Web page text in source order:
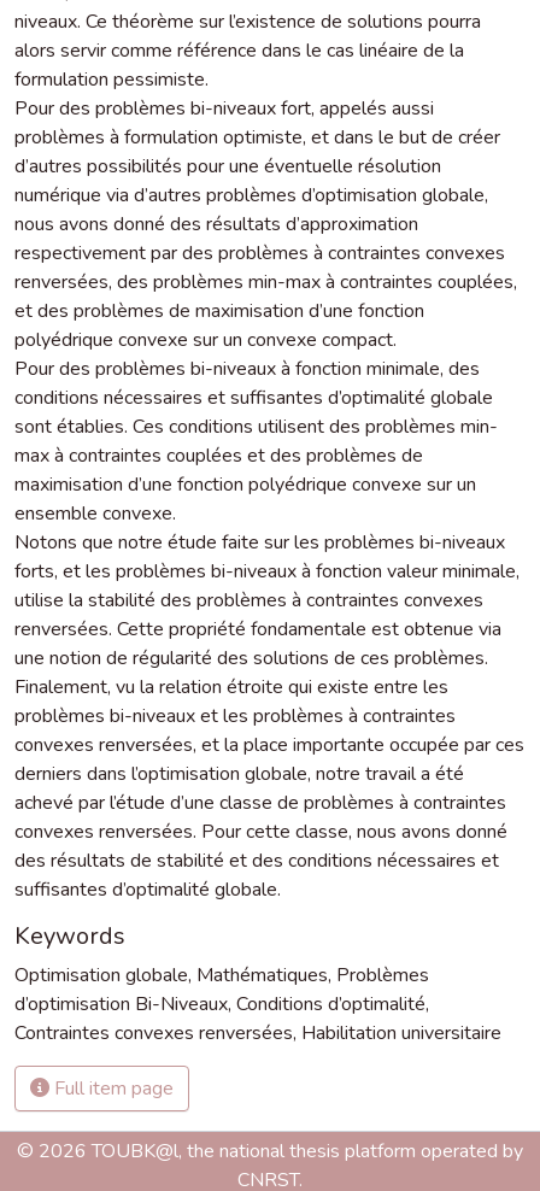
niveaux. Ce théorème sur l’existence de solutions pourra
alors servir comme référence dans le cas linéaire de la
formulation pessimiste.
Pour des problèmes bi-niveaux fort, appelés aussi
problèmes à formulation optimiste, et dans le but de créer
d’autres possibilités pour une éventuelle résolution
numérique via d’autres problèmes d’optimisation globale,
nous avons donné des résultats d’approximation
respectivement par des problèmes à contraintes convexes
renversées, des problèmes min-max à contraintes couplées,
et des problèmes de maximisation d’une fonction
polyédrique convexe sur un convexe compact.
Pour des problèmes bi-niveaux à fonction minimale, des
conditions nécessaires et suffisantes d’optimalité globale
sont établies. Ces conditions utilisent des problèmes min-
max à contraintes couplées et des problèmes de
maximisation d’une fonction polyédrique convexe sur un
ensemble convexe.
Notons que notre étude faite sur les problèmes bi-niveaux
forts, et les problèmes bi-niveaux à fonction valeur minimale,
utilise la stabilité des problèmes à contraintes convexes
renversées. Cette propriété fondamentale est obtenue via
une notion de régularité des solutions de ces problèmes.
Finalement, vu la relation étroite qui existe entre les
problèmes bi-niveaux et les problèmes à contraintes
convexes renversées, et la place importante occupée par ces
derniers dans l’optimisation globale, notre travail a été
achevé par l’étude d’une classe de problèmes à contraintes
convexes renversées. Pour cette classe, nous avons donné
des résultats de stabilité et des conditions nécessaires et
suffisantes d’optimalité globale.
Keywords
Optimisation globale, Mathématiques, Problèmes
d’optimisation Bi-Niveaux, Conditions d’optimalité,
Contraintes convexes renversées, Habilitation universitaire
Full item page
© 2026 TOUBK@l, the national thesis platform operated by
CNRST.